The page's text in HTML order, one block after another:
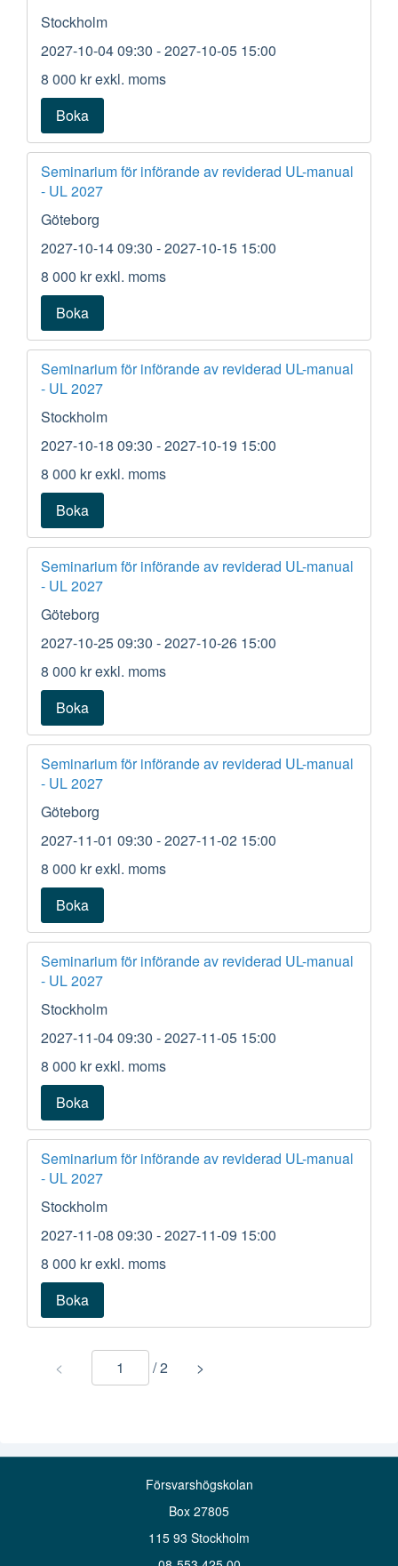
Stockholm
2027-10-04 09:30 - 2027-10-05 15:00
8 000 krexkl. moms
Boka
Seminarium för införande av reviderad UL-manual
- UL 2027
Göteborg
2027-10-14 09:30 - 2027-10-15 15:00
8 000 krexkl. moms
Boka
Seminarium för införande av reviderad UL-manual
- UL 2027
Stockholm
2027-10-18 09:30 - 2027-10-19 15:00
8 000 krexkl. moms
Boka
Seminarium för införande av reviderad UL-manual
- UL 2027
Göteborg
2027-10-25 09:30 - 2027-10-26 15:00
8 000 krexkl. moms
Boka
Seminarium för införande av reviderad UL-manual
- UL 2027
Göteborg
2027-11-01 09:30 - 2027-11-02 15:00
8 000 krexkl. moms
Boka
Seminarium för införande av reviderad UL-manual
- UL 2027
Stockholm
2027-11-04 09:30 - 2027-11-05 15:00
8 000 krexkl. moms
Boka
Seminarium för införande av reviderad UL-manual
- UL 2027
Stockholm
2027-11-08 09:30 - 2027-11-09 15:00
8 000 krexkl. moms
Boka
< /2 >
Försvarshögskolan
Box 27805
115 93 Stockholm